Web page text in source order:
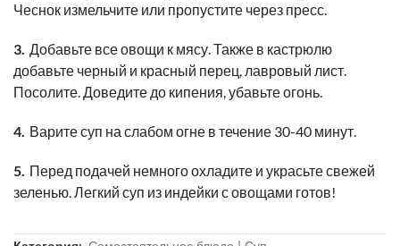
Чеснок измельчите или пропустите через пресс.
Добавьте все овощи к мясу. Также в кастрюлю
добавьте черный и красный перец, лавровый лист.
Посолите. Доведите до кипения, убавьте огонь.
Варите суп на слабом огне в течение 30-40 минут.
Перед подачей немного охладите и украсьте свежей
зеленью. Легкий суп из индейки с овощами готов!